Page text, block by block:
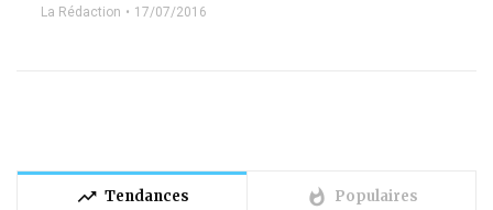
La Rédaction 17/07/2016
trending_up Tendances whatshot Populaires